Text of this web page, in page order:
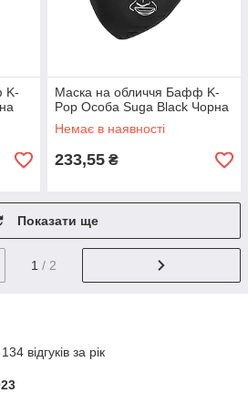
K-
Маска на обличчя Бафф K-
Pop Особа Suga Black Чорна
Немає в наявності
233,55 ₴
Показати ще
1 / 2
відгуків за рік